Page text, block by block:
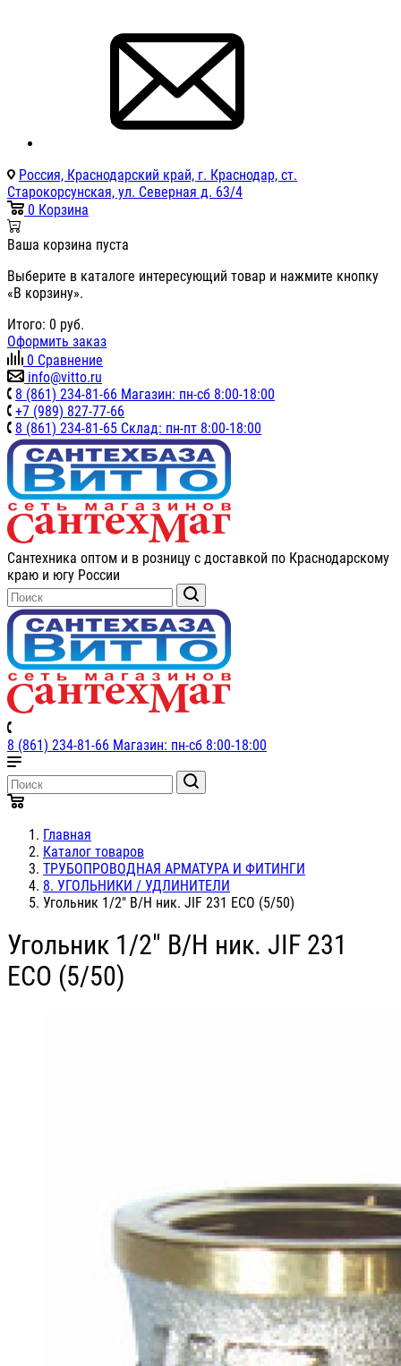
Россия, Краснодарский край, г. Краснодар, ст.
Старокорсунская, ул. Северная д. 63/4
0 Корзина
Ваша корзина пуста
Выберите в каталоге интересующий товар и нажмите кнопку
«В корзину».
Итого: 0 руб.
Оформить заказ
0 Сравнение
info@vitto.ru
8 (861) 234-81-66 Магазин: пн-сб 8:00-18:00
+7 (989) 827-77-66
8 (861) 234-81-65 Склад: пн-пт 8:00-18:00
Сантехника оптом и в розницу с доставкой по Краснодарскому
краю и югу России
8 (861) 234-81-66 Магазин: пн-сб 8:00-18:00
Главная
Каталог товаров
ТРУБОПРОВОДНАЯ АРМАТУРА И ФИТИНГИ
8. УГОЛЬНИКИ / УДЛИНИТЕЛИ
Угольник 1/2" В/Н ник. JIF 231 ЕСО (5/50)
Угольник 1/2" В/Н ник. JIF 231
ЕСО (5/50)